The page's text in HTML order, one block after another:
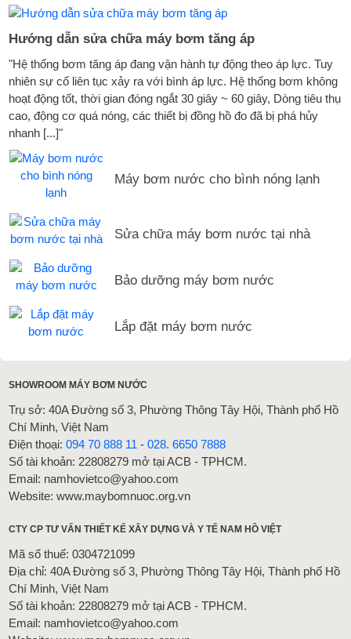
Hướng dẫn sửa chữa máy bơm tăng áp
"Hệ thống bơm tăng áp đang vận hành tự động theo áp lực. Tuy
nhiên sự cố liên tục xảy ra với bình áp lực. Hệ thống bơm không
hoạt động tốt, thời gian đóng ngắt 30 giây ~ 60 giây, Dòng tiêu thụ
cao, động cơ quá nóng, các thiết bị đồng hồ đo đã bị phá hủy
nhanh [...]"
Máy bơm nước cho bình nóng lạnh
Sửa chữa máy bơm nước tại nhà
Bảo dưỡng máy bơm nước
Lắp đặt máy bơm nước
SHOWROOM MÁY BƠM NƯỚC
Trụ sở: 40A Đường số 3, Phường Thông Tây Hội, Thành phố Hồ
Chí Minh, Việt Nam
Điện thoại:094 70 888 11 -028. 6650 7888
Số tài khoản: 22808279 mở tại ACB - TPHCM.
Email: namhovietco@yahoo.com
Website: www.maybomnuoc.org.vn
CTY CP TƯ VẤN THIẾT KẾ XÂY DỰNG VÀ Y TẾ NAM HỒ VIỆT
Mã số thuế: 0304721099
Địa chỉ: 40A Đường số 3, Phường Thông Tây Hội, Thành phố Hồ
Chí Minh, Việt Nam
Số tài khoản: 22808279 mở tại ACB - TPHCM.
Email: namhovietco@yahoo.com